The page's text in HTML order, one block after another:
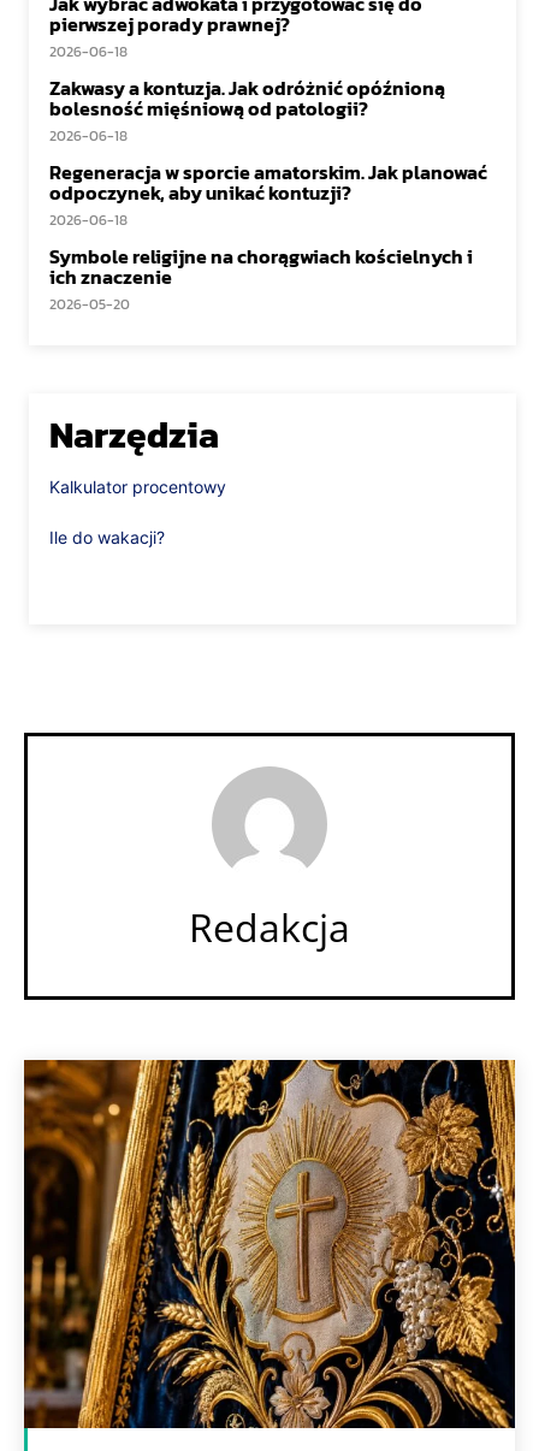
pierwszej porady prawnej?
2026-06-18
Zakwasy a kontuzja. Jak odróżnić opóźnioną
bolesność mięśniową od patologii?
2026-06-18
Regeneracja w sporcie amatorskim. Jak planować
odpoczynek, aby unikać kontuzji?
2026-06-18
Symbole religijne na chorągwiach kościelnych i
ich znaczenie
2026-05-20
Narzędzia
Kalkulator procentowy
Ile do wakacji?
Redakcja